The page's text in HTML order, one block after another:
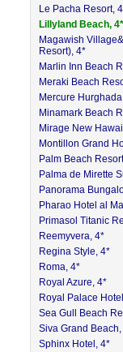
Le Pacha Resort,
Lillyland Beach, 4*
Magawish
Resort), 4*
Marlin Inn Beach
Meraki Beach
Mercure
Minamark Beach
Mirage New
Montillon Grand
Palm Beach
Palma de Mirette
Panorama
Pharao Hotel al
Primasol Titanic
Reemyvera, 4*
Regina Style, 4*
Roma, 4*
Royal Azure, 4*
Royal Palace
Sea Gull Beach
Siva Grand
Sphinx Hotel, 4*